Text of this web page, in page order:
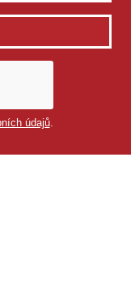
údajů.